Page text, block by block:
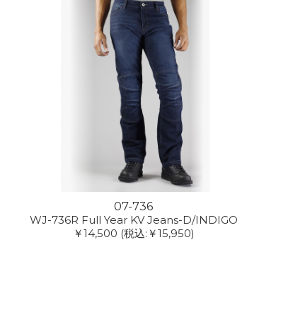
07-736
WJ-736R Full Year KV Jeans-D/INDIGO
￥14,500 (税込:￥15,950)